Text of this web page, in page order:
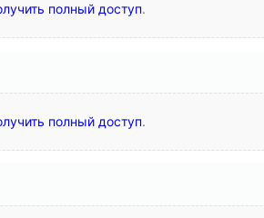
полный доступ.
полный доступ.